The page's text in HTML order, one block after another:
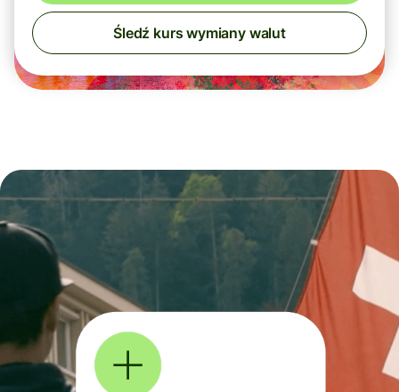
Śledź kurs wymiany walut